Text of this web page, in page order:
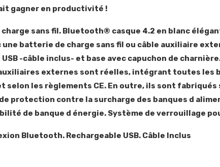
gagner en productivité !
sans fil. Bluetooth® casque 4.2 en blanc
batterie de charge sans fil ou câble auxiliaire
-câble inclus- et base avec capuchon de
externes sont réelles, intégrant toutes les
selon les règlements CE. En outre, ils sont
protection contre la surcharge des banques d
de banque d énergie. Système de verrouillage
Bluetooth. Rechargeable USB. Câble Inclus